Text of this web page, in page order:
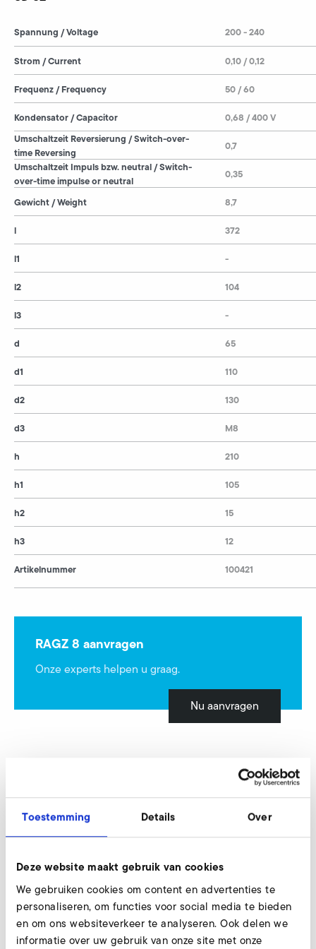
Toestemming Details Over
Deze website maakt gebruik van cookies
We gebruiken cookies om content en advertenties te
personaliseren, om functies voor social media te bieden
en om ons websiteverkeer te analyseren. Ook delen we
informatie over uw gebruik van onze site met onze
Spannung / Voltage
Strom / Current
Frequenz / Frequency
Kondensator / Capacitor
Umschaltzeit Reversierung / Switch-over-
time Reversing
Umschaltzeit Impuls bzw. neutral / Switch-
over-time impulse or neutral
Gewicht / Weight
l
l1
l2
l3
d
d1
d2
d3
h
h1
h2
h3
Artikelnummer
200 - 240
0,10 / 0,12
50 / 60
0,68 / 400 V
0,7
0,35
8,7
372
-
104
-
65
110
130
M8
210
105
15
12
100421
RAGZ 8 aanvragen
Onze experts helpen u graag.
Nu aanvragen